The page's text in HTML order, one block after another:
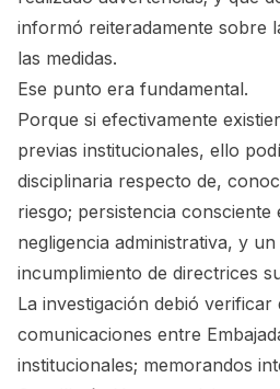
informó reiteradamente sobre
las medidas.
Ese punto era fundamental.
Porque si efectivamente
previas institucionales, ello
disciplinaria respecto de,
riesgo; persistencia
negligencia administrativa, y
incumplimiento de directrices
La investigación debió verificar
comunicaciones entre
institucionales; memorandos